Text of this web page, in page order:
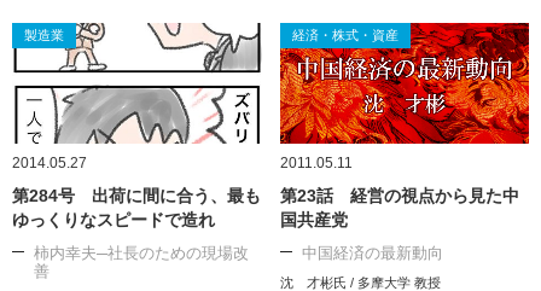
製造業
2014.05.27
第284号 出荷に間に合う、最も
ゆっくりなスピードで造れ
柿内幸夫─社長のための現場改
善
経済・株式・資産
2011.05.11
第23話 経営の視点から見た中
国共産党
中国経済の最新動向
沈 才彬氏 / 多摩大学 教授